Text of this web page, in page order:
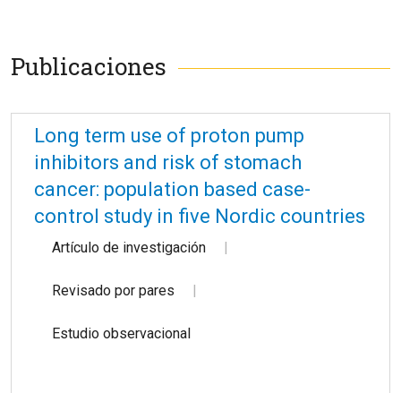
Publicaciones
Long term use of proton pump
inhibitors and risk of stomach
cancer: population based case-
control study in five Nordic countries
Artículo de investigación
Revisado por pares
Estudio observacional